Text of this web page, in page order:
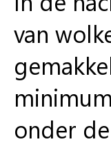
van
onder